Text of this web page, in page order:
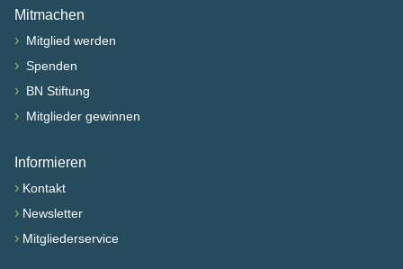
Mitmachen
› Mitglied werden
› Spenden
› BN Stiftung
› Mitglieder gewinnen
Informieren
› Kontakt
› Newsletter
› Mitgliederservice